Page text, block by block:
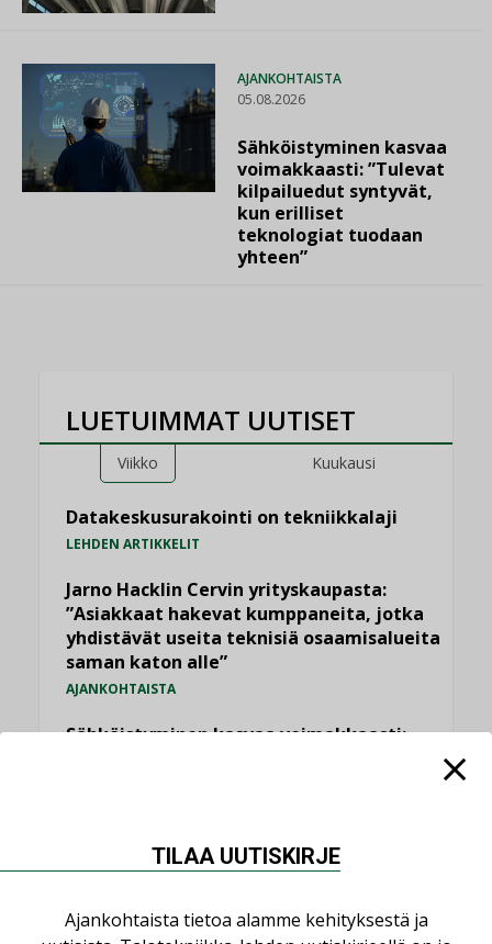
AJANKOHTAISTA
05.08.2026
Sähköistyminen kasvaa
voimakkaasti: ”Tulevat
kilpailuedut syntyvät,
kun erilliset
teknologiat tuodaan
yhteen”
LUETUIMMAT UUTISET
Viikko Kuukausi
Datakeskusurakointi on tekniikkalaji
LEHDEN ARTIKKELIT
Jarno Hacklin Cervin yrityskaupasta:
”Asiakkaat hakevat kumppaneita, jotka
yhdistävät useita teknisiä osaamisalueita
saman katon alle”
AJANKOHTAISTA
Sähköistyminen kasvaa voimakkaasti:
Puutteellinen eristys lisää lämpöhäviöitä
Kaivamattomat menetelmät
TILAA UUTISKIRJE
Ajankohtaista tietoa alamme kehityksestä ja